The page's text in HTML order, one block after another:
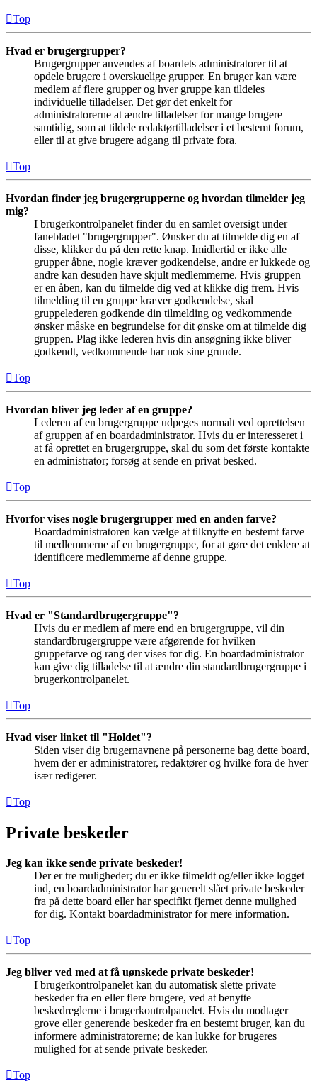
Top
Hvad er brugergrupper?
Brugergrupper anvendes af boardets administratorer til at
opdele brugere i overskuelige grupper. En bruger kan være
medlem af flere grupper og hver gruppe kan tildeles
individuelle tilladelser. Det gør det enkelt for
administratorerne at ændre tilladelser for mange brugere
samtidig, som at tildele redaktørtilladelser i et bestemt forum,
eller til at give brugere adgang til private fora.
Top
Hvordan finder jeg brugergrupperne og hvordan tilmelder jeg
mig?
I brugerkontrolpanelet finder du en samlet oversigt under
fanebladet "brugergrupper". Ønsker du at tilmelde dig en af
disse, klikker du på den rette knap. Imidlertid er ikke alle
grupper åbne, nogle kræver godkendelse, andre er lukkede og
andre kan desuden have skjult medlemmerne. Hvis gruppen
er en åben, kan du tilmelde dig ved at klikke dig frem. Hvis
tilmelding til en gruppe kræver godkendelse, skal
gruppelederen godkende din tilmelding og vedkommende
ønsker måske en begrundelse for dit ønske om at tilmelde dig
gruppen. Plag ikke lederen hvis din ansøgning ikke bliver
godkendt, vedkommende har nok sine grunde.
Top
Hvordan bliver jeg leder af en gruppe?
Lederen af en brugergruppe udpeges normalt ved oprettelsen
af gruppen af en boardadministrator. Hvis du er interesseret i
at få oprettet en brugergruppe, skal du som det første kontakte
en administrator; forsøg at sende en privat besked.
Top
Hvorfor vises nogle brugergrupper med en anden farve?
Boardadministratoren kan vælge at tilknytte en bestemt farve
til medlemmerne af en brugergruppe, for at gøre det enklere at
identificere medlemmerne af denne gruppe.
Top
Hvad er "Standardbrugergruppe"?
Hvis du er medlem af mere end en brugergruppe, vil din
standardbrugergruppe være afgørende for hvilken
gruppefarve og rang der vises for dig. En boardadministrator
kan give dig tilladelse til at ændre din standardbrugergruppe i
brugerkontrolpanelet.
Top
Hvad viser linket til "Holdet"?
Siden viser dig brugernavnene på personerne bag dette board,
hvem der er administratorer, redaktører og hvilke fora de hver
især redigerer.
Top
Private beskeder
Jeg kan ikke sende private beskeder!
Der er tre muligheder; du er ikke tilmeldt og/eller ikke logget
ind, en boardadministrator har generelt slået private beskeder
fra på dette board eller har specifikt fjernet denne mulighed
for dig. Kontakt boardadministrator for mere information.
Top
Jeg bliver ved med at få uønskede private beskeder!
I brugerkontrolpanelet kan du automatisk slette private
beskeder fra en eller flere brugere, ved at benytte
beskedreglerne i brugerkontrolpanelet. Hvis du modtager
grove eller generende beskeder fra en bestemt bruger, kan du
informere administratorerne; de kan lukke for brugeres
mulighed for at sende private beskeder.
Top